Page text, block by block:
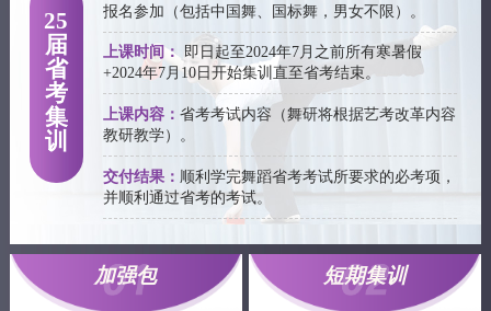
25
届
省
考
集
训
报名参加（包括中国舞、国标舞，男女不限）。
上课时间： 即日起至2024年7月之前所有寒暑假
+2024年7月10日开始集训直至省考结束。
上课内容：省考考试内容（舞研将根据艺考改革内容
教研教学）。
交付结果： 顺利学完舞蹈省考考试所要求的必考项，
并顺利通过省考的考试。
加强包 短期集训